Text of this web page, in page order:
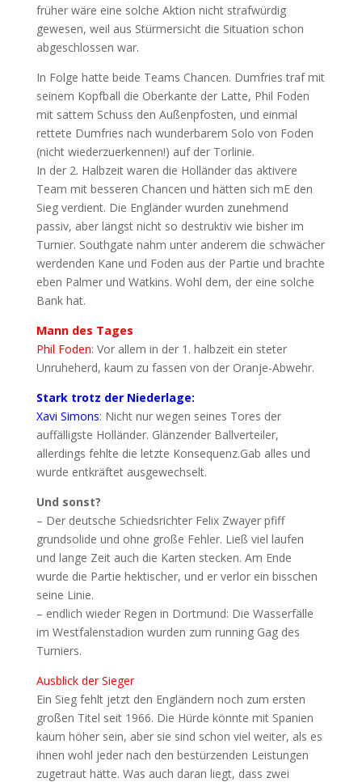
früher wäre eine solche Aktion nicht strafwürdig
gewesen, weil aus Stürmersicht die Situation schon
abgeschlossen war.
In Folge hatte beide Teams Chancen. Dumfries traf mit
seinem Kopfball die Oberkante der Latte, Phil Foden
mit sattem Schuss den Außenpfosten, und einmal
rettete Dumfries nach wunderbarem Solo von Foden
(nicht wiederzuerkennen!) auf der Torlinie.
In der 2. Halbzeit waren die Holländer das aktivere
Team mit besseren Chancen und hätten sich mE den
Sieg verdient. Die Engländer wurden zunehmend
passiv, aber längst nicht so destruktiv wie bisher im
Turnier. Southgate nahm unter anderem die schwächer
werdenden Kane und Foden aus der Partie und brachte
eben Palmer und Watkins. Wohl dem, der eine solche
Bank hat.
Mann des Tages
Phil Foden: Vor allem in der 1. halbzeit ein steter
Unruheherd, kaum zu fassen von der Oranje-Abwehr.
Stark trotz der Niederlage:
Xavi Simons: Nicht nur wegen seines Tores der
auffälligste Holländer. Glänzender Ballverteiler,
allerdings fehlte die letzte Konsequenz.Gab alles und
wurde entkräftet ausgewechselt.
Und sonst?
– Der deutsche Schiedsrichter Felix Zwayer pfiff
grundsolide und ohne große Fehler. Ließ viel laufen
und lange Zeit auch die Karten stecken. Am Ende
wurde die Partie hektischer, und er verlor ein bisschen
seine Linie.
– endlich wieder Regen in Dortmund: Die Wasserfälle
im Westfalenstadion wurden zum running Gag des
Turniers.
Ausblick der Sieger
Ein Sieg fehlt jetzt den Engländern noch zum ersten
großen Titel seit 1966. Die Hürde könnte mit Spanien
kaum höher sein, aber sie sind schon viel weiter, als es
ihnen wohl jeder nach den bestürzenden Leistungen
zugetraut hätte. Was auch daran liegt, dass zwei